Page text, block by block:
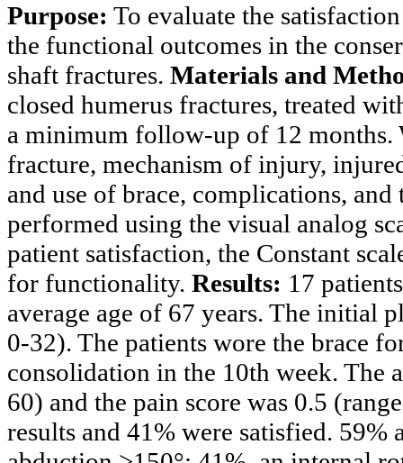
Purpose: To evaluate the
the functional outcomes in the
shaft fractures. Materials and
closed humerus fractures, treated
a minimum follow-up of 12 months.
fracture, mechanism of injury,
and use of brace, complications,
performed using the visual analog
patient satisfaction, the Constant
for functionality. Results: 17
average age of 67 years. The initial
0-32). The patients wore the brace
consolidation in the 10th week. The
60) and the pain score was 0.5
results and 41% were satisfied.